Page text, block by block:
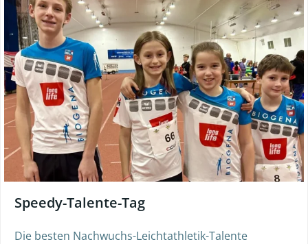
Speedy-Talente-Tag
Die besten Nachwuchs-Leichtathletik-Talente